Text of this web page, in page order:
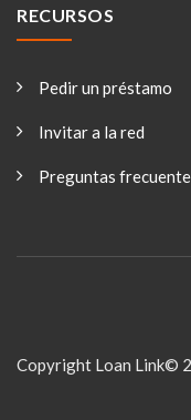
RECURSOS
Pedir un préstamo
Invitar a la red
Preguntas
Copyright Loan Link©